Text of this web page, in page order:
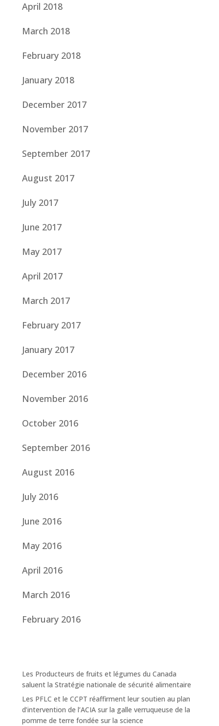
April 2018
March 2018
February 2018
January 2018
December 2017
November 2017
September 2017
August 2017
July 2017
June 2017
May 2017
April 2017
March 2017
February 2017
January 2017
December 2016
November 2016
October 2016
September 2016
August 2016
July 2016
June 2016
May 2016
April 2016
March 2016
February 2016
Les Producteurs de fruits et légumes du Canada
saluent la Stratégie nationale de sécurité alimentaire
Les PFLC et le CCPT réaffirment leur soutien au plan
d’intervention de l’ACIA sur la galle verruqueuse de la
pomme de terre fondée sur la science